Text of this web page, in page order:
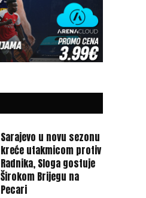
Sarajevo u novu sezonu
kreće utakmicom protiv
Radnika, Sloga gostuje
Širokom Brijegu na
Pecari